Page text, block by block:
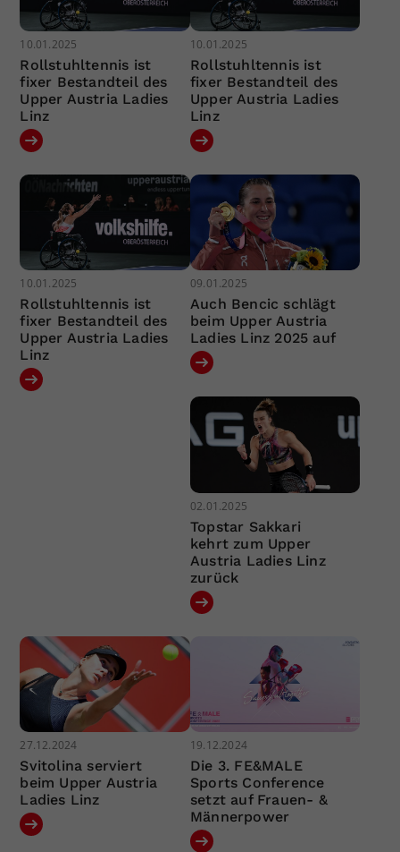
10.01.2025
Rollstuhltennis ist
fixer Bestandteil des
Upper Austria Ladies
Linz
10.01.2025
Rollstuhltennis ist
fixer Bestandteil des
Upper Austria Ladies
Linz
10.01.2025
Rollstuhltennis ist
fixer Bestandteil des
Upper Austria Ladies
Linz
09.01.2025
Auch Bencic schlägt
beim Upper Austria
Ladies Linz 2025 auf
02.01.2025
Topstar Sakkari
kehrt zum Upper
Austria Ladies Linz
zurück
27.12.2024
Svitolina serviert
beim Upper Austria
Ladies Linz
19.12.2024
Die 3. FE&MALE
Sports Conference
setzt auf Frauen- &
Männerpower